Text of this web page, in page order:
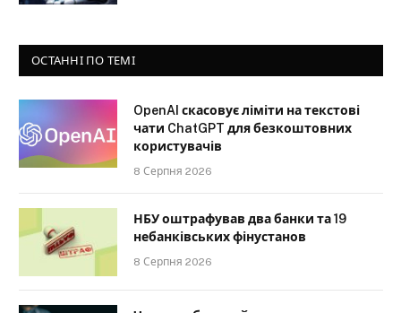
ОСТАННІ ПО ТЕМІ
OpenAI скасовує ліміти на текстові
чати ChatGPT для безкоштовних
користувачів
8 Серпня 2026
НБУ оштрафував два банки та 19
небанківських фінустанов
8 Серпня 2026